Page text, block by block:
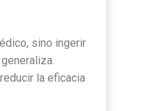
sino ingerir
la eficacia